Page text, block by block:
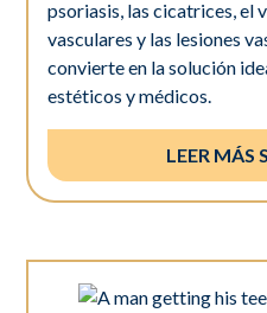
psoriasis, las cicatrices, el
vasculares y las lesiones
convierte en la solución
estéticos y médicos.
LEER MÁS